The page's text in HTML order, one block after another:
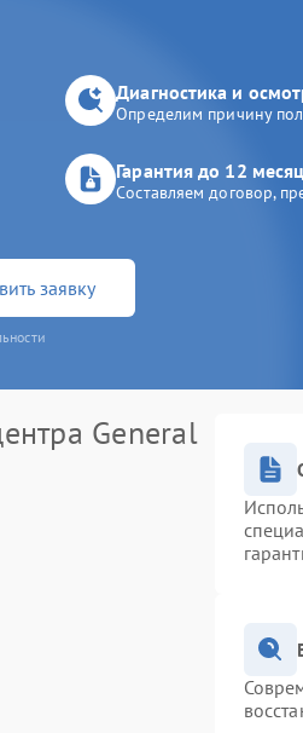
Диагностика и
Определим причину
Гарантия до 12
Составляем договор,
заявку
General